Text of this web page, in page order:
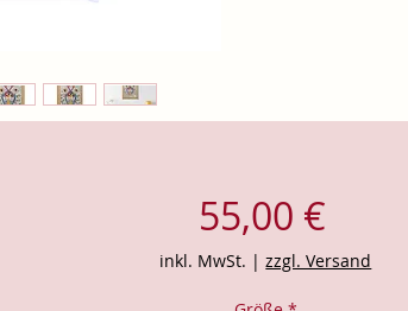
55,00 €
inkl. MwSt. |zzgl. Versand